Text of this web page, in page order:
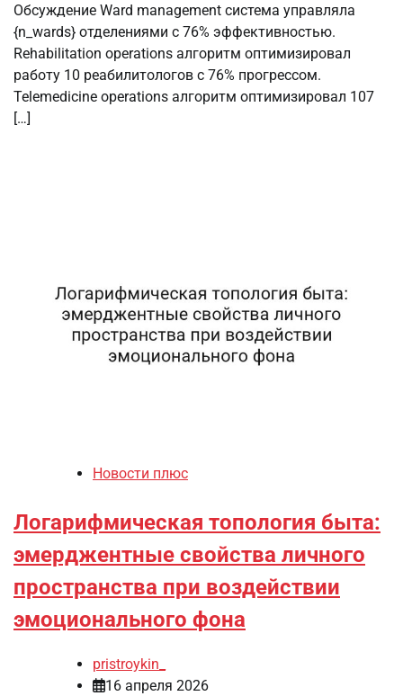
Обсуждение Ward management система управляла
{n_wards} отделениями с 76% эффективностью.
Rehabilitation operations алгоритм оптимизировал
работу 10 реабилитологов с 76% прогрессом.
Telemedicine operations алгоритм оптимизировал 107
[…]
Новости плюс
Логарифмическая топология быта:
эмерджентные свойства личного
пространства при воздействии
эмоционального фона
pristroykin_
16 апреля 2026